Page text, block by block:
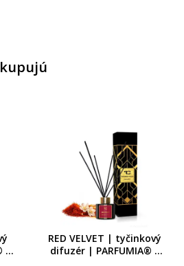
|
RED VELVET | tyčinkový
difuzér | PARFUMIA® |